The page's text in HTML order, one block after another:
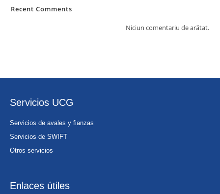
Recent Comments
Niciun comentariu de arătat.
Servicios UCG
Servicios de avales y fianzas
Servicios de SWIFT
Otros servicios
Enlaces útiles